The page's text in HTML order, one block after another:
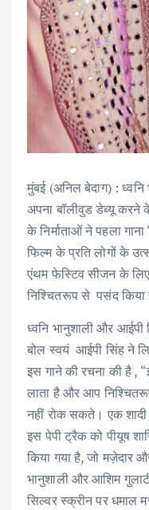
मुंबई (अनिल बेदाग) :
अपना बॉलीवुड डेब्यू करने
के निर्माताओं ने पहला
फिल्म के प्रति लोगों के
एंथम फेस्टिव सीजन के
निश्चितरूप से पसंद किया
ध्वनि भानुशाली और आईपी
बोल स्वयं आईपी सिंह ने
इस गाने की रचना की है ,
लाता है और आप
नहीं रोक सकते। एक
इस पेपी ट्रैक को पीयूष
किया गया है, जो मज़ेदार
भानुशाली और आशिम
सिल्वर स्क्रीन पर धमाल